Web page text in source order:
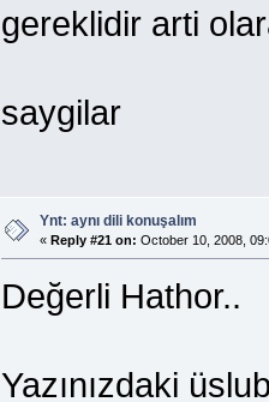
gereklidir arti
saygilar
Ynt: aynı dili konuşalım
« Reply #21 on: October 10, 2008,
Değerli Hathor..
Yazınızdaki